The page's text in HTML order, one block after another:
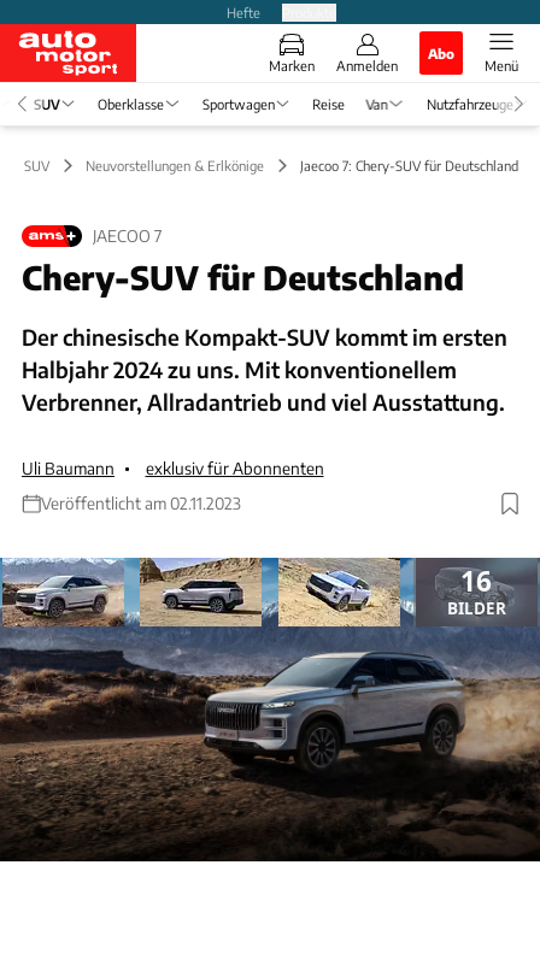
Hefte
Marken Anmelden
Abo
Menü
SUV Oberklasse Sportwagen Reise Van Nutzfahrzeuge
SUV Neuvorstellungen & Erlkönige Jaecoo 7: Chery-SUV für Deutschland
JAECOO 7
Chery-SUV für Deutschland
Der chinesische Kompakt-SUV kommt im ersten
Halbjahr 2024 zu uns. Mit konventionellem
Verbrenner, Allradantrieb und viel Ausstattung.
Uli Baumann
exklusiv für Abonnenten
Veröffentlicht am 02.11.2023
16
BILDER
ANZEIGE